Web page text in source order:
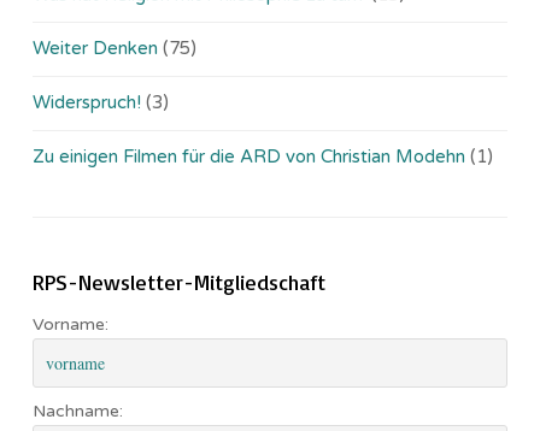
Weiter Denken (75)
Widerspruch! (3)
Zu einigen Filmen für die ARD von Christian Modehn (1)
RPS-Newsletter-Mitgliedschaft
Vorname:
Nachname: